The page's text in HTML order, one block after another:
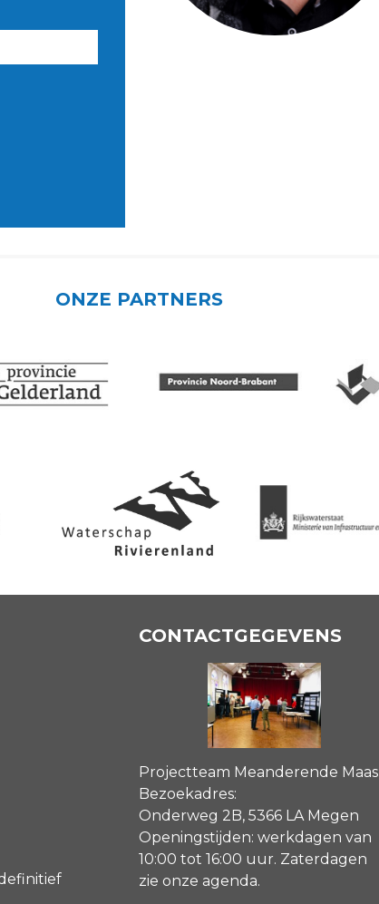
ONZE PARTNERS
CONTACTGEGEVENS
Projectteam Meanderende Maas
Bezoekadres:
Onderweg 2B, 5366 LA Megen
Openingstijden: werkdagen van
10:00 tot 16:00 uur. Zaterdagen
zie onze agenda.